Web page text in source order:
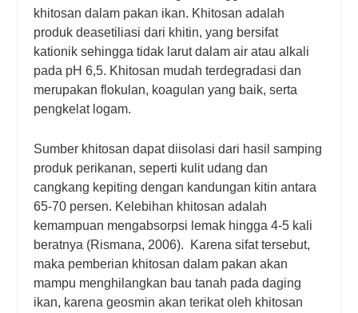
khitosan dalam pakan ikan. Khitosan adalah
produk deasetiliasi dari khitin, yang bersifat
kationik sehingga tidak larut dalam air atau alkali
pada pH 6,5. Khitosan mudah terdegradasi dan
merupakan flokulan, koagulan yang baik, serta
pengkelat logam.
Sumber khitosan dapat diisolasi dari hasil samping
produk perikanan, seperti kulit udang dan
cangkang kepiting dengan kandungan kitin antara
65-70 persen. Kelebihan khitosan adalah
kemampuan mengabsorpsi lemak hingga 4-5 kali
beratnya (Rismana, 2006). Karena sifat tersebut,
maka pemberian khitosan dalam pakan akan
mampu menghilangkan bau tanah pada daging
ikan, karena geosmin akan terikat oleh khitosan